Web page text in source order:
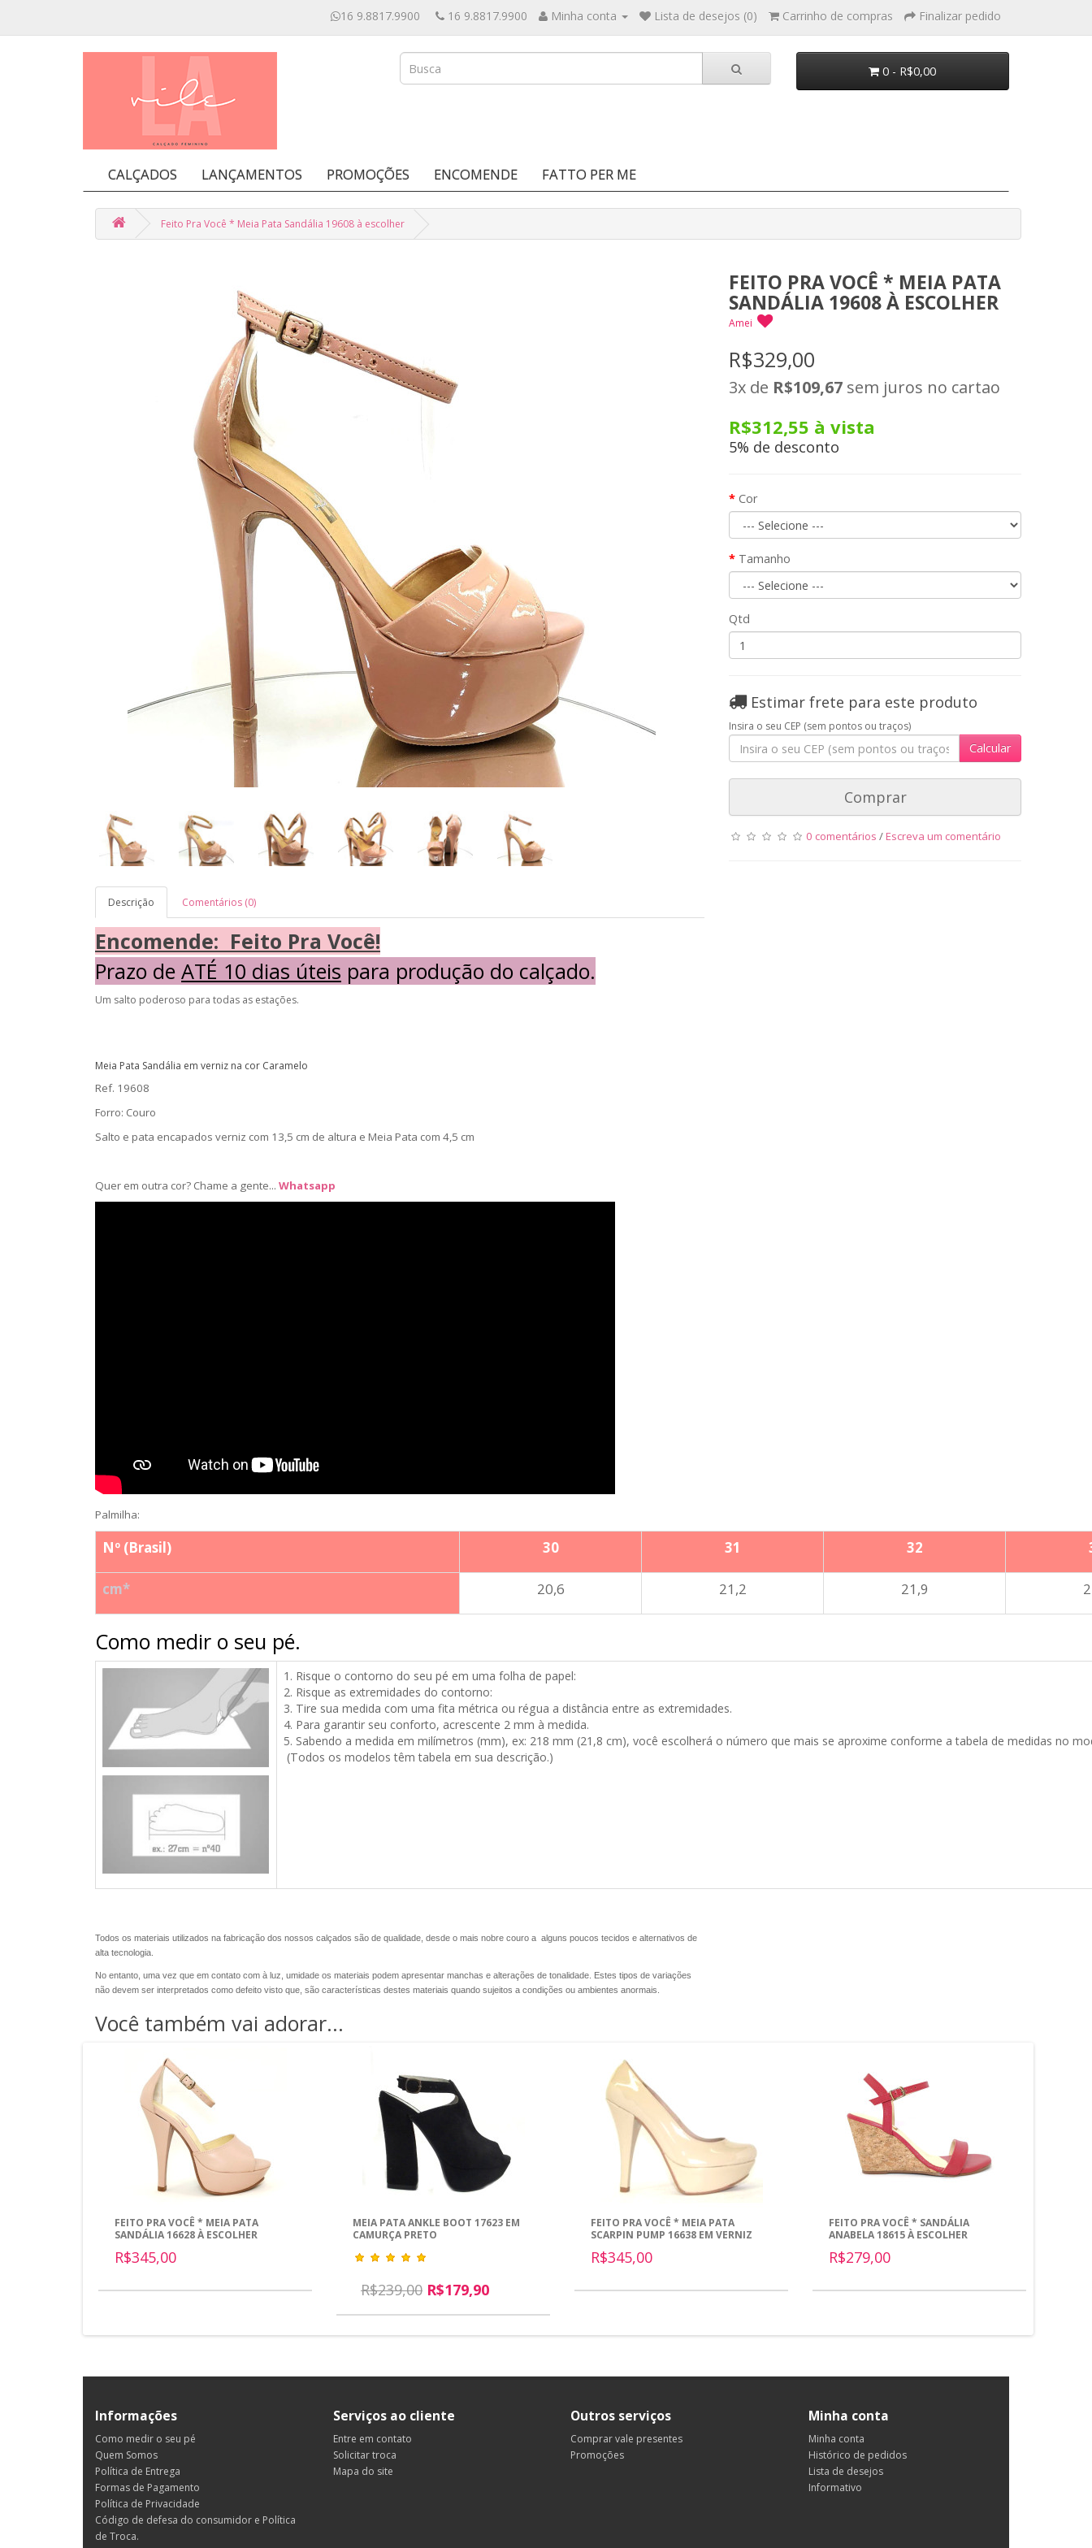
16 9.8817.9900 16 9.8817.9900 Minha conta Lista de desejos (0) Carrinho de compras Finalizar pedido
0 - R$0,00
CALÇADOS LANÇAMENTOS PROMOÇÕES ENCOMENDE FATTO PER ME
Feito Pra Você * Meia Pata Sandália 19608 à escolher
Descrição Comentários (0)
Encomende: Feito Pra Você!
Prazo de ATÉ 10 dias úteis para produção do calçado.
Um salto poderoso para todas as estações.
Meia Pata Sandália em verniz na cor Caramelo
Ref. 19608
Forro: Couro
Salto e pata encapados verniz com 13,5 cm de altura e Meia Pata com 4,5 cm
Quer em outra cor? Chame a gente... Whatsapp
Palmilha:
Nº (Brasil) 30 31 32
cm* 20,6 21,2 21,9
Como medir o seu pé.
1. Risque o contorno do seu pé em uma folha de papel:
2. Risque as extremidades do contorno:
3. Tire sua medida com uma fita métrica ou régua a distância entre as extremidades.
4. Para garantir seu conforto, acrescente 2 mm à medida.
5. Sabendo a medida em milímetros (mm), ex: 218 mm (21,8 cm), você escolherá o número que mais se aproxime conforme a tabela de medidas no
(Todos os modelos têm tabela em sua descrição.)
Todos os materiais utilizados na fabricação dos nossos calçados são de qualidade, desde o mais nobre couro a alguns poucos tecidos e alternativos de
alta tecnologia.
No entanto, uma vez que em contato com à luz, umidade os materiais podem apresentar manchas e alterações de tonalidade. Estes tipos de variações
não devem ser interpretados como defeito visto que, são características destes materiais quando sujeitos a condições ou ambientes anormais.
FEITO PRA VOCÊ * MEIA PATA
SANDÁLIA 19608 À ESCOLHER
Amei
R$329,00
3x de R$109,67 sem juros no cartao
R$312,55 à vista
5% de desconto
Cor
Tamanho
Qtd
Estimar frete para este produto
Insira o seu CEP (sem pontos ou traços)
Calcular
Comprar
0 comentários / Escreva um comentário
Você também vai adorar...
FEITO PRA VOCÊ * MEIA PATA
SANDÁLIA 16628 À ESCOLHER
R$345,00
MEIA PATA ANKLE BOOT 17623 EM
CAMURÇA PRETO
R$239,00 R$179,90
FEITO PRA VOCÊ * MEIA PATA
SCARPIN PUMP 16638 EM VERNIZ
R$345,00
FEITO PRA VOCÊ * SANDÁLIA
ANABELA 18615 À ESCOLHER
R$279,00
Informações
Como medir o seu pé
Quem Somos
Política de Entrega
Formas de Pagamento
Política de Privacidade
Código de defesa do consumidor e Política
de Troca.
Serviços ao cliente
Entre em contato
Solicitar troca
Mapa do site
Outros serviços
Comprar vale presentes
Promoções
Minha conta
Minha conta
Histórico de pedidos
Lista de desejos
Informativo